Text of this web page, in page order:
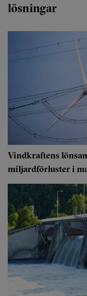
lösningar
Vindkraftens
miljardförluster i